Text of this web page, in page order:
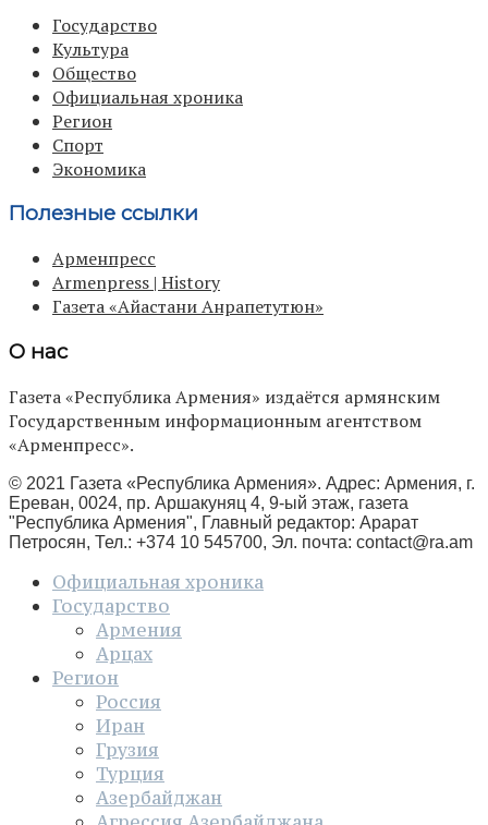
Государство
Культура
Общество
Официальная хроника
Регион
Спорт
Экономика
Полезные ссылки
Арменпресс
Armenpress | History
Газета «Айастани Анрапетутюн»
О нас
Газета «Республика Армения» издаётся армянским
Государственным информационным агентством
«Арменпресс».
© 2021 Газета «Республика Армения». Адрес: Армения, г.
Ереван, 0024, пр. Аршакуняц 4, 9-ый этаж, газета
"Республика Армения", Главный редактор: Арарат
Петросян, Тел.: +374 10 545700, Эл. почта: contact@ra.am
Официальная хроника
Государство
Армения
Арцах
Регион
Россия
Иран
Грузия
Турция
Азербайджан